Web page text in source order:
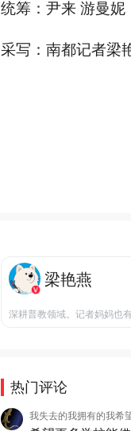
统筹：尹来 游曼妮
采写：南都记者梁
梁艳燕
深耕普教领域。记者妈妈也
热门评论
我失去的我拥有的我希